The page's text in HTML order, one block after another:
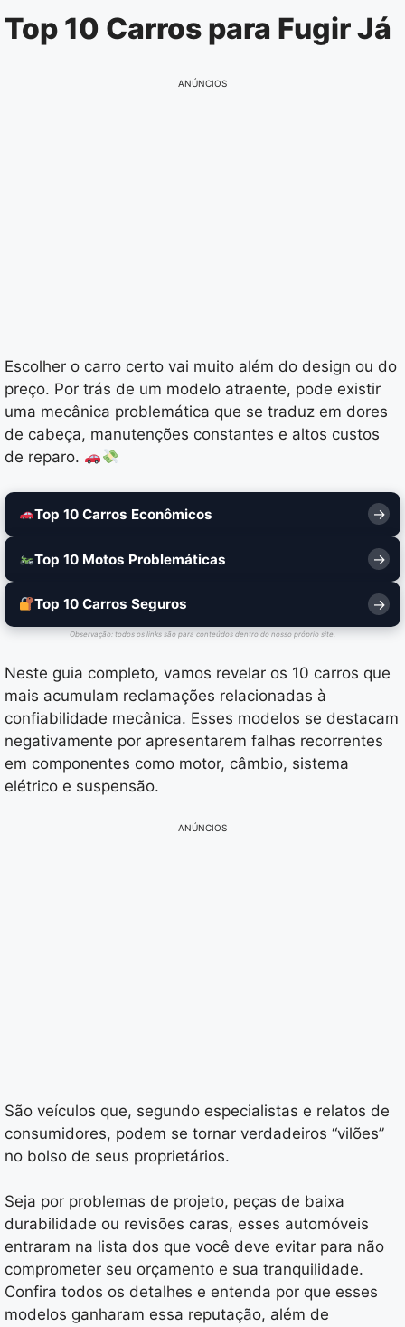
Pular
para
Top 10 Carros para Fugir Já
ANÚNCIOS
Escolher o carro certo vai muito além do design ou do
preço. Por trás de um modelo atraente, pode existir
uma mecânica problemática que se traduz em dores
de cabeça, manutenções constantes e altos custos
de reparo.
Top 10 Carros Econômicos
Top 10 Motos Problemáticas
Top 10 Carros Seguros
Observação: todos os links são para conteúdos dentro do nosso próprio site.
Neste guia completo, vamos revelar os 10 carros que
mais acumulam reclamações relacionadas à
confiabilidade mecânica. Esses modelos se destacam
negativamente por apresentarem falhas recorrentes
em componentes como motor, câmbio, sistema
elétrico e suspensão.
ANÚNCIOS
São veículos que, segundo especialistas e relatos de
consumidores, podem se tornar verdadeiros “vilões”
no bolso de seus proprietários.
Seja por problemas de projeto, peças de baixa
durabilidade ou revisões caras, esses automóveis
entraram na lista dos que você deve evitar para não
comprometer seu orçamento e sua tranquilidade.
Confira todos os detalhes e entenda por que esses
modelos ganharam essa reputação, além de